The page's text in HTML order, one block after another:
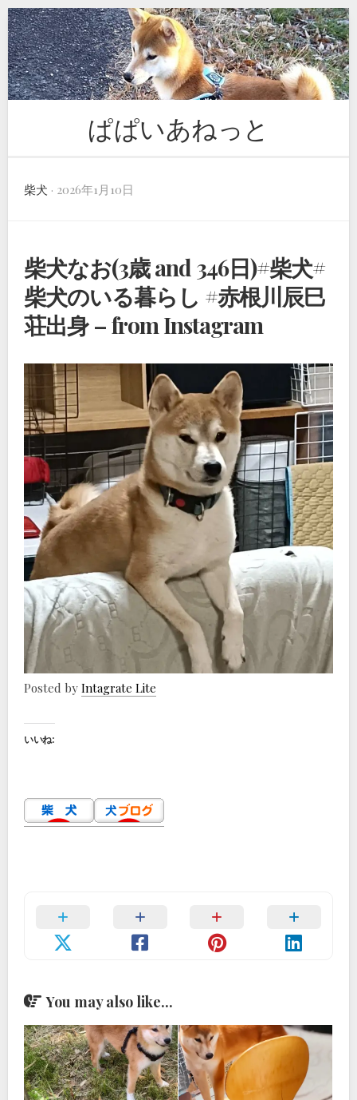
Skip
to
content
ぱぱいあねっと
柴犬 · 2026年1月10日
柴犬なお(3歳 and 346日)#柴犬#
柴犬のいる暮らし #赤根川辰巳
荘出身 – from Instagram
Posted by Intagrate Lite
いいね:
You may also like...